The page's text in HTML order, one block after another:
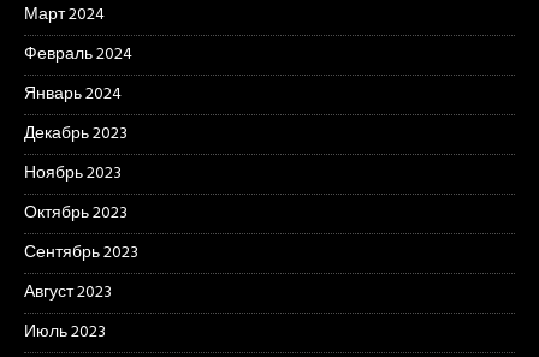
Март 2024
Февраль 2024
Январь 2024
Декабрь 2023
Ноябрь 2023
Октябрь 2023
Сентябрь 2023
Август 2023
Июль 2023